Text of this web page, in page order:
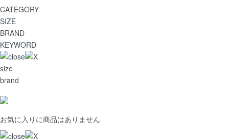
CATEGORY
SIZE
BRAND
KEYWORD
size
brand
お気に入りに商品はありません